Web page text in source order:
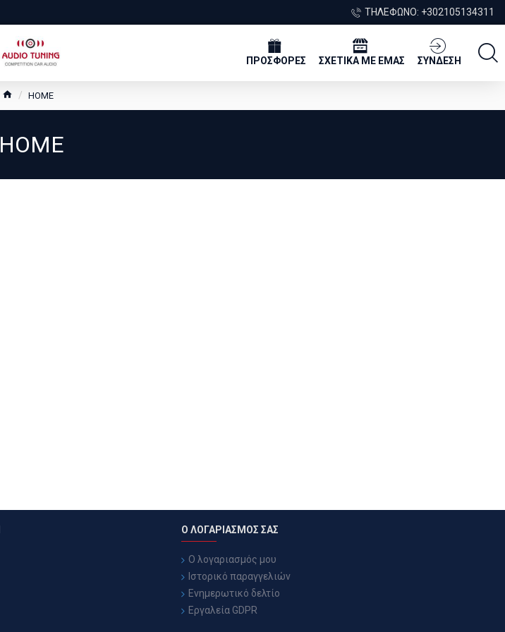
ΤΗΛΈΦΩΝΟ: +302105134311
ΠΡΟΣΦΟΡΕΣ ΣΧΕΤΙΚΑ ΜΕ ΕΜΑΣ ΣΥΝΔΕΣΗ
HOME
HOME
Ο ΛΟΓΑΡΙΑΣΜΟΣ ΣΑΣ
Ο λογαριασμός μου
Ιστορικό παραγγελιών
Ενημερωτικό δελτίο
Εργαλεία GDPR